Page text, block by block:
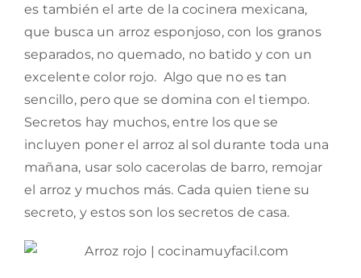
es también el arte de la cocinera mexicana,
que busca un arroz esponjoso, con los granos
separados, no quemado, no batido y con un
excelente color rojo. Algo que no es tan
sencillo, pero que se domina con el tiempo.
Secretos hay muchos, entre los que se
incluyen poner el arroz al sol durante toda una
mañana, usar solo cacerolas de barro, remojar
el arroz y muchos más. Cada quien tiene su
secreto, y estos son los secretos de casa.